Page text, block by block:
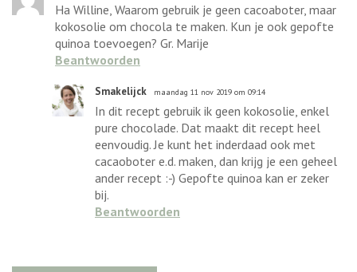
Ha Willine, Waarom gebruik je geen cacoaboter, maar
kokosolie om chocola te maken. Kun je ook gepofte
quinoa toevoegen? Gr. Marije
Beantwoorden
Smakelijck maandag 11 nov 2019 om 09:14
In dit recept gebruik ik geen kokosolie, enkel
pure chocolade. Dat maakt dit recept heel
eenvoudig. Je kunt het inderdaad ook met
cacaoboter e.d. maken, dan krijg je een geheel
ander recept :-) Gepofte quinoa kan er zeker
bij.
Beantwoorden